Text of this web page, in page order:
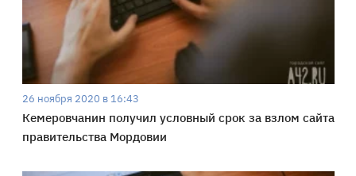
26 ноября 2020 в 16:43
Кемеровчанин получил условный срок за взлом сайта
правительства Мордовии